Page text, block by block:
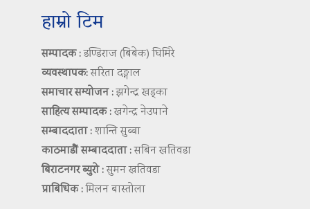
हाम्रो टिम
सम्पादक :डण्डिराज (बिबेक) घिमिरे
व्यवस्थापक:सरिता दङ्गाल
समाचार सम्योजन :झगेन्द्र खड्का
साहित्य सम्पादक :खगेन्द्र नेउपाने
सम्बाददाता :शान्ति सुब्बा
काठमाडौं सम्बाददाता :सबिन खतिवडा
बिराटनगर ब्युरो :सुमन खतिवडा
प्राबिधिक :मिलन बास्तोला